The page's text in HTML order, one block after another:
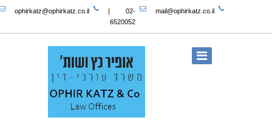
mail@ophirkatz.co.il
02-
6520052
|
ophirkatz@ophirkatz.co.il